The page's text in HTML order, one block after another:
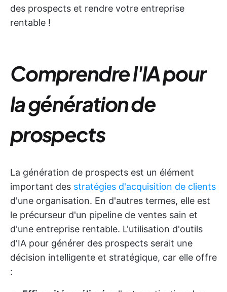
des prospects et rendre votre entreprise
rentable !
Comprendre l'IA pour
la génération de
prospects
La génération de prospects est un élément
important des stratégies d'acquisition de clients
d'une organisation. En d'autres termes, elle est
le précurseur d'un pipeline de ventes sain et
d'une entreprise rentable. L'utilisation d'outils
d'IA pour générer des prospects serait une
décision intelligente et stratégique, car elle offre
: